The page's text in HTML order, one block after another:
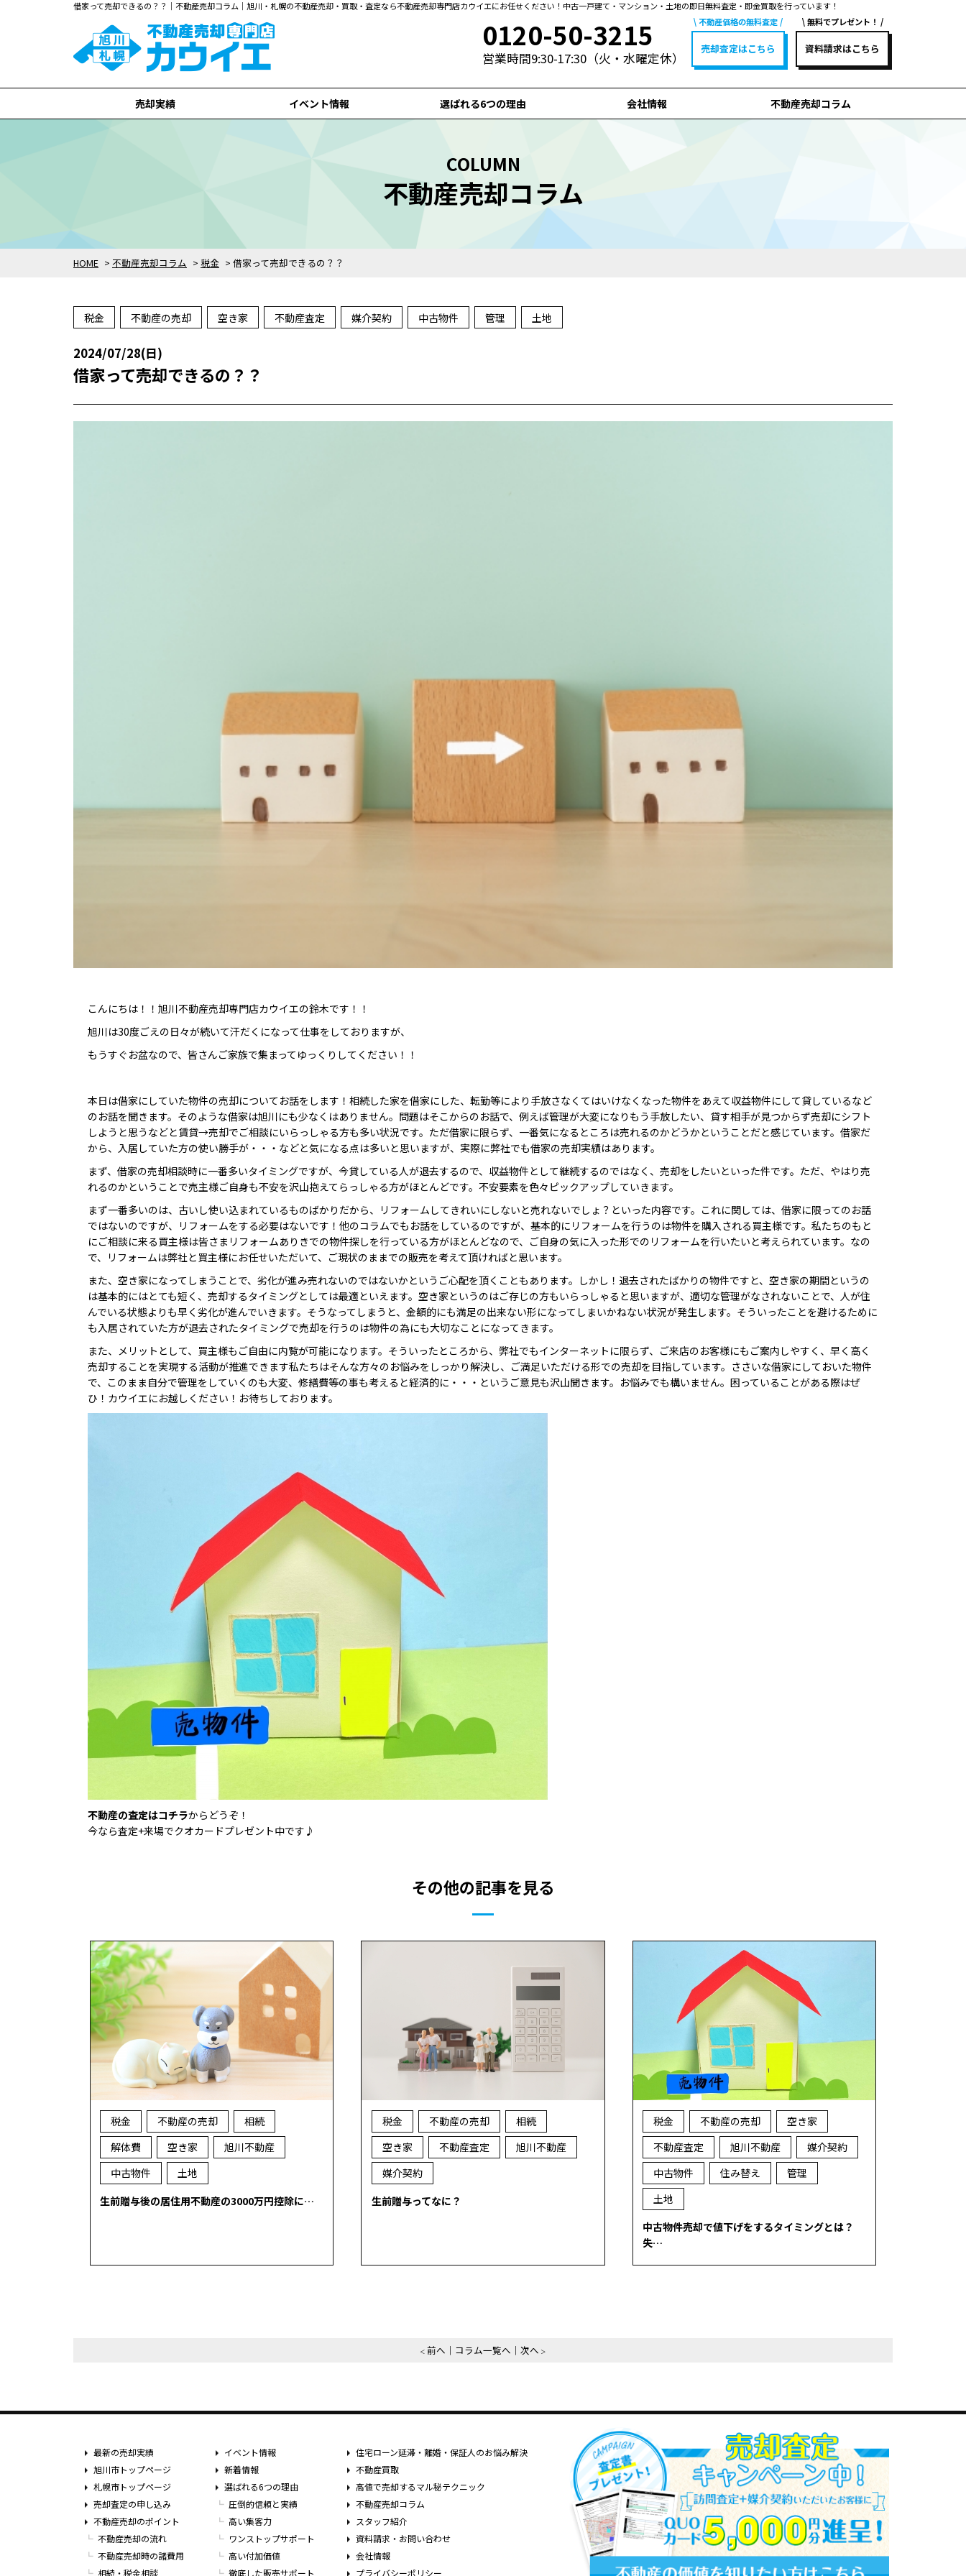
借家って売却できるの？？｜不動産売却コラム｜旭川・札幌の不動産売却・買取・査定なら不動産売却専門店カウイエにお任せください！中古一戸建て・マンション・土地の即日無料査定・即金買取を行っています！
0120-50-3215
営業時間9:30-17:30（火・水曜定休）
不動産価格の無料査定
売却査定はこちら
無料でプレゼント！
資料請求はこちら
売却実績
全て
旭川市
札幌市
イベント情報 選ばれる6つの理由 会社情報 不動産売却コラム
HOME > 不動産売却コラム > 税金 > 借家って売却できるの？？
COLUMN
不動産売却コラム
税金 不動産の売却 空き家 不動産査定 媒介契約 中古物件 管理 土地
2024/07/28(日)
借家って売却できるの？？
こんにちは！！旭川不動産売却専門店カウイエの鈴木です！！
旭川は30度ごえの日々が続いて汗だくになって仕事をしておりますが、
もうすぐお盆なので、皆さんご家族で集まってゆっくりしてください！！
本日は借家にしていた物件の売却についてお話をします！相続した家を借家にした、転勤等により手放さなくてはいけなくなった物件をあえて収益物件にして貸しているなど
のお話を聞きます。そのような借家は旭川にも少なくはありません。問題はそこからのお話で、例えば管理が大変になりもう手放したい、貸す相手が見つからず売却にシフト
しようと思うなどと賃貸→売却でご相談にいらっしゃる方も多い状況です。ただ借家に限らず、一番気になるところは売れるのかどうかということだと感じています。借家だ
から、入居していた方の使い勝手が・・・などと気になる点は多いと思いますが、実際に弊社でも借家の売却実績はあります。
まず、借家の売却相談時に一番多いタイミングですが、今貸している人が退去するので、収益物件として継続するのではなく、売却をしたいといった件です。ただ、やはり売
れるのかということで売主様ご自身も不安を沢山抱えてらっしゃる方がほとんどです。不安要素を色々ピックアップしていきます。
まず一番多いのは、古いし使い込まれているものばかりだから、リフォームしてきれいにしないと売れないでしょ？といった内容です。これに関しては、借家に限ってのお話
ではないのですが、リフォームをする必要はないです！他のコラムでもお話をしているのですが、基本的にリフォームを行うのは物件を購入される買主様です。私たちのもと
にご相談に来る買主様は皆さまリフォームありきでの物件探しを行っている方がほとんどなので、ご自身の気に入った形でのリフォームを行いたいと考えられています。なの
で、リフォームは弊社と買主様にお任せいただいて、ご現状のままでの販売を考えて頂ければと思います。
また、空き家になってしまうことで、劣化が進み売れないのではないかというご心配を頂くこともあります。しかし！退去されたばかりの物件ですと、空き家の期間というの
は基本的にはとても短く、売却するタイミングとしては最適といえます。空き家というのはご存じの方もいらっしゃると思いますが、適切な管理がなされないことで、人が住
んでいる状態よりも早く劣化が進んでいきます。そうなってしまうと、金額的にも満足の出来ない形になってしまいかねない状況が発生します。そういったことを避けるために
も入居されていた方が退去されたタイミングで売却を行うのは物件の為にも大切なことになってきます。
また、メリットとして、買主様もご自由に内覧が可能になります。そういったところから、弊社でもインターネットに限らず、ご来店のお客様にもご案内しやすく、早く高く
売却することを実現する活動が推進できます私たちはそんな方々のお悩みをしっかり解決し、ご満足いただける形での売却を目指しています。ささいな借家にしておいた物件
で、このまま自分で管理をしていくのも大変、修繕費等の事も考えると経済的に・・・というご意見も沢山聞きます。お悩みでも構いません。困っていることがある際はぜ
ひ！カウイエにお越しください！お待ちしております。
不動産の査定はコチラからどうぞ！
今なら査定+来場でクオカードプレゼント中です♪
その他の記事を見る
税金 不動産の売却
相続
解体費
空き家
旭川不動産
中古物件
土地
生前贈与後の居住用不動産の3000万円控除に…
税金 不動産の売却
相続
空き家
不動産査定
旭川不動産
媒介契約
生前贈与ってなに？
税金 不動産の売却
空き家
不動産査定
旭川不動産
媒介契約
中古物件
住み替え
管理
土地
中古物件売却で値下げをするタイミングとは？
失…
前へ コラム一覧へ 次へ
最新の売却実績
旭川市トップページ
札幌市トップページ
売却査定の申し込み
不動産売却のポイント
不動産売却の流れ
不動産売却時の諸費用
相続・税金相談
イベント情報
新着情報
選ばれる6つの理由
圧倒的信頼と実績
高い集客力
ワンストップサポート
高い付加価値
徹底した販売サポート
住宅ローン延滞・離婚・保証人のお悩み解決
不動産買取
高値で売却するマル秘テクニック
不動産売却コラム
スタッフ紹介
資料請求・お問い合わせ
会社情報
プライバシーポリシー